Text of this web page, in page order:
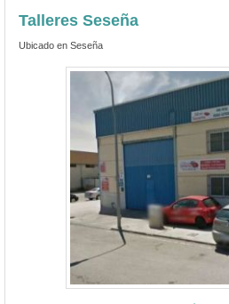
Talleres Seseña
Ubicado en Seseña